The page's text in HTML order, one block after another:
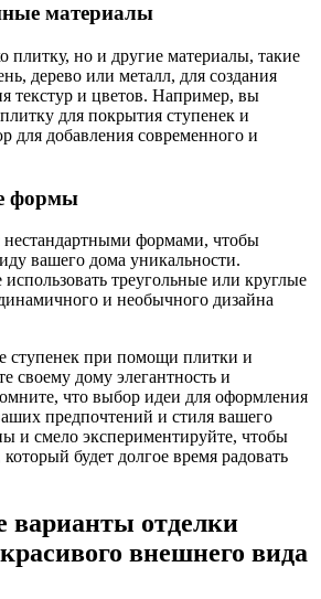
материалы
плитку, но и другие материалы, такие
дерево или металл, для создания
текстур и цветов. Например, вы
для покрытия ступенек и
для добавления современного и
формы
нестандартными формами, чтобы
вашего дома уникальности.
треугольные или круглые
и необычного дизайна
ступенек при помощи плитки и
своему дому элегантность и
что выбор идеи для оформления
предпочтений и стиля вашего
и смело экспериментируйте, чтобы
будет долгое время радовать
отделки
внешнего вида